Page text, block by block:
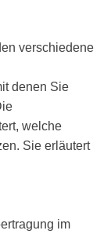
verschiedene
denen Sie
welche
Sie erläutert
im